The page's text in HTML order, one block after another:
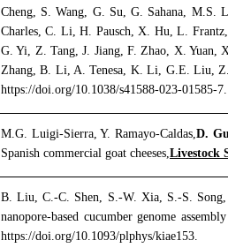
Cheng, S. Wang, G. Su, G. Sahana,
Charles, C. Li, H. Pausch, X. Hu, L.
G. Yi, Z. Tang, J. Jiang, F. Zhao, X. Yuan,
Zhang, B. Li, A. Tenesa, K. Li, G.E. Liu, Z.
https://doi.org/10.1038/s41588-023-01585-7.
M.G. Luigi-Sierra, Y. Ramayo-Caldas, D.
Spanish commercial goat cheeses, Livestock
B. Liu, C.-C. Shen, S.-W. Xia, S.-S.
nanopore-based cucumber genome
https://doi.org/10.1093/plphys/kiae153.